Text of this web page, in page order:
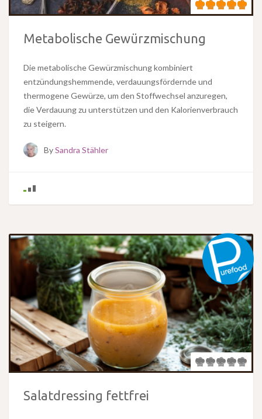
Metabolische Gewürzmischung
Die metabolische Gewürzmischung kombiniert
entzündungshemmende, verdauungsfördernde und
thermogene Gewürze, um den Stoffwechsel anzuregen,
die Verdauung zu unterstützen und den Kalorienverbrauch
zu steigern.
BySandra Stähler
Salatdressing fettfrei